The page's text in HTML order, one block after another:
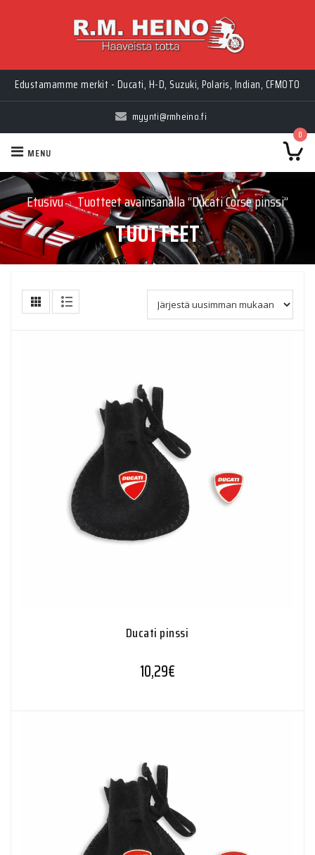
Edustamamme merkit - Ducati, H-D, Suzuki, Polaris, Indian, CFMOTO
myynti@rmheino.fi
0
MENU
Etusivu › Tuotteet avainsanalla “Ducati Corse pinssi”
TUOTTEET
Ducati pinssi
10,29€